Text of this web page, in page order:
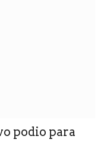
podio para